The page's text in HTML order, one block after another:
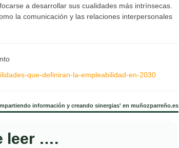
a desarrollar sus cualidades más intrínsecas.
la comunicación y las relaciones interpersonales
que-definiran-la-empleabilidad-en-2030
información y creando sinergias' en muñozparreño.es
leer ….